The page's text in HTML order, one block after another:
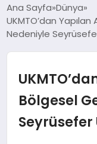
SPOR
MAGAZIN
Ana Sayfa Dünya
UKMTO’dan
Nedeniyle Seyrüsefer
Bölgesel
Seyrüsefer